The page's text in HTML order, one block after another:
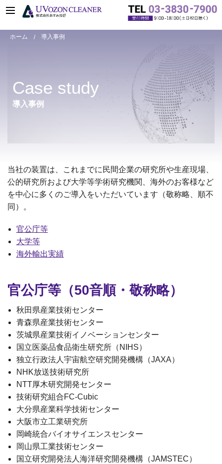
ホーム 導入事例
Case study
導入事例
当社の装置は、これまでに民間企業の研究所や生産現場、
公的研究所および大学等学術研究機関、海外のお客様など
を中心に多くのご導入をいただいています（敬称略、順不
同）。
官公庁等
大学等
海外輸出実績
官公庁等（50音順・敬称略）
秋田県産業技術センター
青森県産業技術センター
茨城県産業技術イノベーションセンター
国立医薬品食品衛生研究所（NIHS）
独立行政法人宇宙航空研究開発機構（JAXA）
NHK放送技術研究所
NTT厚木研究開発センター
技術研究組合FC-Cubic
大分県産業科学技術センター
大阪市立工業研究所
岡崎統合バイオサイエンスセンター
岡山県工業技術センター
国立研究開発法人海洋研究開発機構（JAMSTEC）